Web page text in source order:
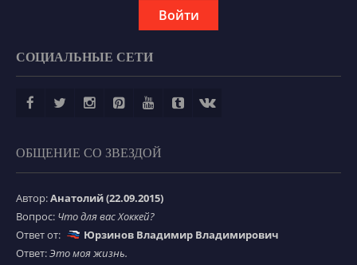
Войти
СОЦИАЛЬНЫЕ СЕТИ
ОБЩЕНИЕ СО ЗВЕЗДОЙ
Автор:Анатолий (22.09.2015)
Вопрос: Что для вас Хоккей?
Ответ от:
Юрзинов Владимир Владимирович
Ответ:Это моя жизнь.